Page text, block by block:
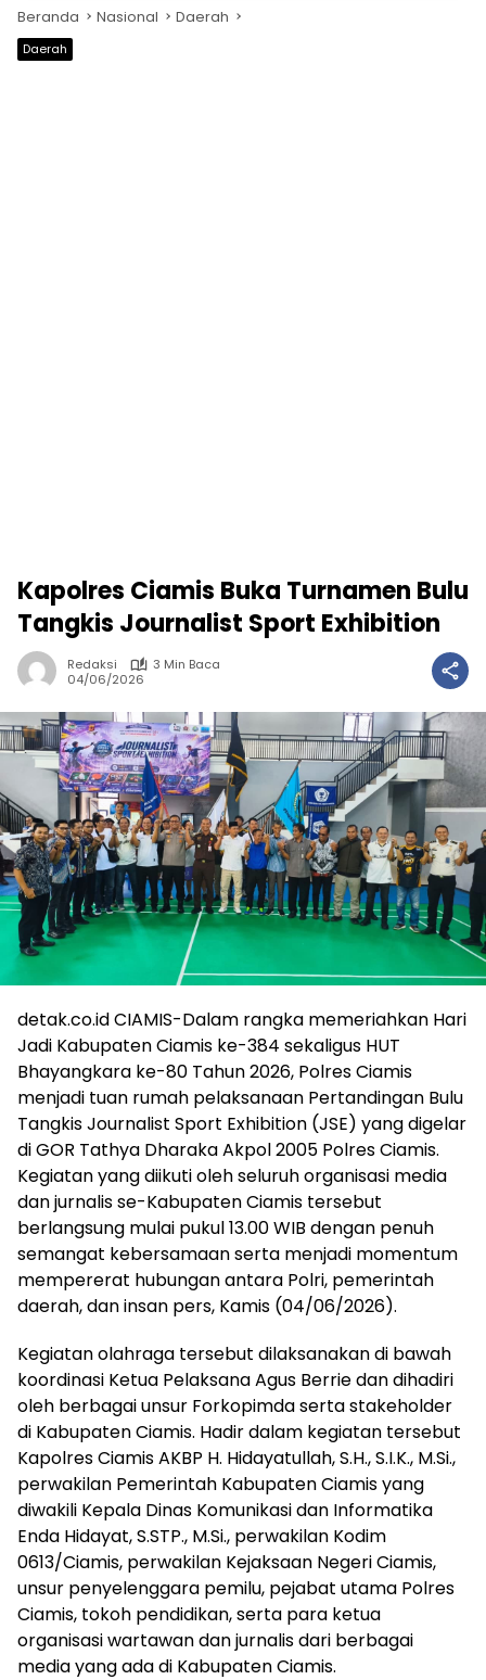
Beranda Nasional Daerah
Daerah
Kapolres Ciamis Buka Turnamen Bulu
Tangkis Journalist Sport Exhibition
Redaksi
3 Min Baca
04/06/2026
detak.co.id CIAMIS-Dalam rangka memeriahkan Hari
Jadi Kabupaten Ciamis ke-384 sekaligus HUT
Bhayangkara ke-80 Tahun 2026, Polres Ciamis
menjadi tuan rumah pelaksanaan Pertandingan Bulu
Tangkis Journalist Sport Exhibition (JSE) yang digelar
di GOR Tathya Dharaka Akpol 2005 Polres Ciamis.
Kegiatan yang diikuti oleh seluruh organisasi media
dan jurnalis se-Kabupaten Ciamis tersebut
berlangsung mulai pukul 13.00 WIB dengan penuh
semangat kebersamaan serta menjadi momentum
mempererat hubungan antara Polri, pemerintah
daerah, dan insan pers, Kamis (04/06/2026).
Kegiatan olahraga tersebut dilaksanakan di bawah
koordinasi Ketua Pelaksana Agus Berrie dan dihadiri
oleh berbagai unsur Forkopimda serta stakeholder
di Kabupaten Ciamis. Hadir dalam kegiatan tersebut
Kapolres Ciamis AKBP H. Hidayatullah, S.H., S.I.K., M.Si.,
perwakilan Pemerintah Kabupaten Ciamis yang
diwakili Kepala Dinas Komunikasi dan Informatika
Enda Hidayat, S.STP., M.Si., perwakilan Kodim
0613/Ciamis, perwakilan Kejaksaan Negeri Ciamis,
unsur penyelenggara pemilu, pejabat utama Polres
Ciamis, tokoh pendidikan, serta para ketua
organisasi wartawan dan jurnalis dari berbagai
media yang ada di Kabupaten Ciamis.